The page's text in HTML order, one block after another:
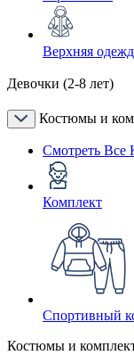
Верхняя
Девочки (2-8 лет)
Костюмы и
Смотреть Все
Комплект
Спортивный
Костюмы и